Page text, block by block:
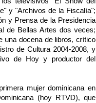
y "Archivos de la Fiscalía";
y Prensa de la Presidencia
de Bellas Artes dos veces;
una docena de libros, crítico
de Cultura 2004-2008, y
de Hoy y productor del
mujer dominicana en
(hoy RTVD), que